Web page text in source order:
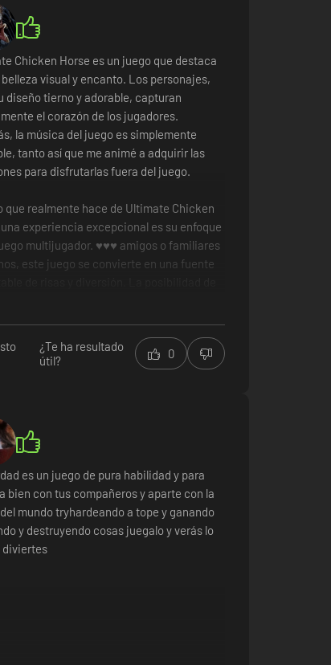
Chicken Horse es un juego que destaca
belleza visual y encanto. Los personajes,
diseño tierno y adorable, capturan
el corazón de los jugadores.
la música del juego es simplemente
tanto así que me animé a adquirir las
para disfrutarlas fuera del juego.
que realmente hace de Ultimate Chicken
experiencia excepcional es su enfoque
multijugador. ♥♥♥ amigos o familiares
este juego se convierte en una fuente
sea única y desafiante.
hay que tener en cuenta que
jugadores puede llevar a momentos de
cuando alguien logra superar nuestras
o cuando caemos en una trampa
colocada por nuestros
Ultimate Chicken Horse es un juego
belleza, ternura, música cautivadora
¿Te ha resultado
útil?
0
es un juego de pura habilidad y para
bien con tus compañeros y aparte con la
mundo tryhardeando a tope y ganando
y destruyendo cosas juegalo y verás lo
diviertes